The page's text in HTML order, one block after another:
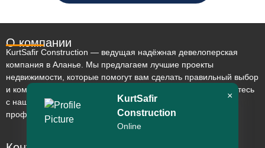
О компании
KurtSafir Construction — ведущая надёжная девелоперская
компания в Аланье. Мы предлагаем лучшие проекты
недвижимости, которые помогут вам сделать правильный выбор
и комфортно обустроить своё будущее в Турции. Ознакомьтесь
с нашими объектами и убедитесь в высоком качестве и
профессионализме нашей работы.
KurtSafir
Construction
Online
×